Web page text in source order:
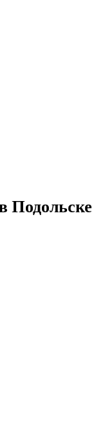
Подольске